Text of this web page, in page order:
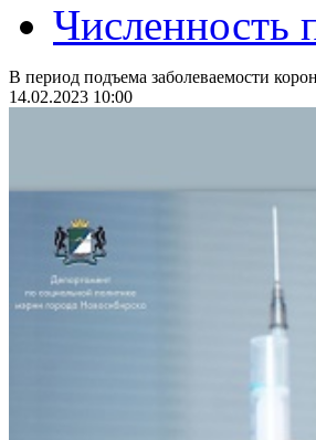
Численность
В период подъема заболеваемости
14.02.2023 10:00